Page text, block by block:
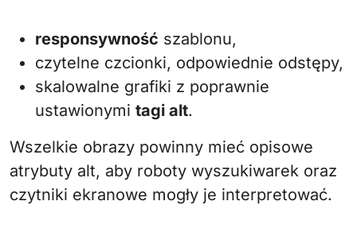
responsywność szablonu,
czytelne czcionki, odpowiednie odstępy,
skalowalne grafiki z poprawnie
ustawionymi tagi alt.
Wszelkie obrazy powinny mieć opisowe
atrybuty alt, aby roboty wyszukiwarek oraz
czytniki ekranowe mogły je interpretować.